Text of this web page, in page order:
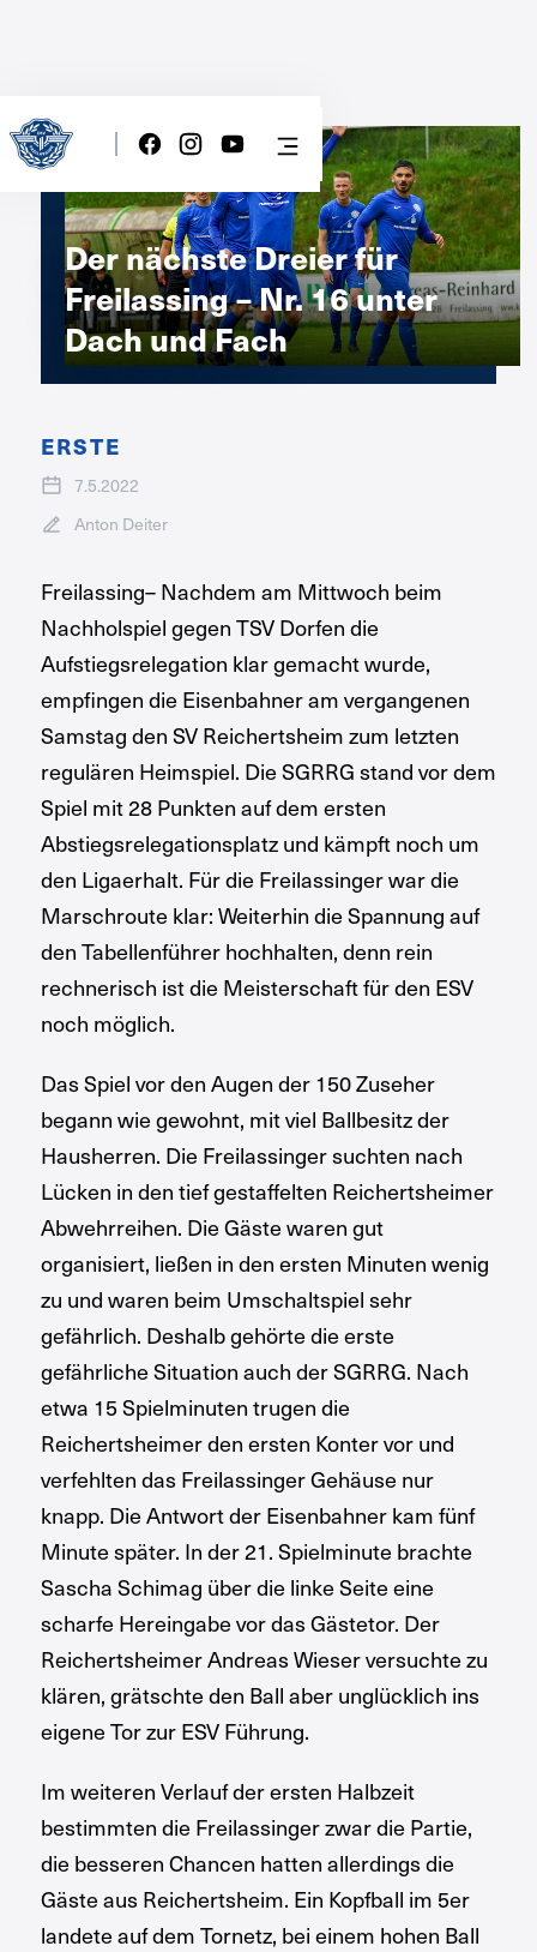
Der nächste Dreier für
Freilassing – Nr. 16 unter
Dach und Fach
ERSTE
7.5.2022
Anton Deiter
Freilassing– Nachdem am Mittwoch beim
Nachholspiel gegen TSV Dorfen die
Aufstiegsrelegation klar gemacht wurde,
empfingen die Eisenbahner am vergangenen
Samstag den SV Reichertsheim zum letzten
regulären Heimspiel. Die SGRRG stand vor dem
Spiel mit 28 Punkten auf dem ersten
Abstiegsrelegationsplatz und kämpft noch um
den Ligaerhalt. Für die Freilassinger war die
Marschroute klar: Weiterhin die Spannung auf
den Tabellenführer hochhalten, denn rein
rechnerisch ist die Meisterschaft für den ESV
noch möglich.
Das Spiel vor den Augen der 150 Zuseher
begann wie gewohnt, mit viel Ballbesitz der
Hausherren. Die Freilassinger suchten nach
Lücken in den tief gestaffelten Reichertsheimer
Abwehrreihen. Die Gäste waren gut
organisiert, ließen in den ersten Minuten wenig
zu und waren beim Umschaltspiel sehr
gefährlich. Deshalb gehörte die erste
gefährliche Situation auch der SGRRG. Nach
etwa 15 Spielminuten trugen die
Reichertsheimer den ersten Konter vor und
verfehlten das Freilassinger Gehäuse nur
knapp. Die Antwort der Eisenbahner kam fünf
Minute später. In der 21. Spielminute brachte
Sascha Schimag über die linke Seite eine
scharfe Hereingabe vor das Gästetor. Der
Reichertsheimer Andreas Wieser versuchte zu
klären, grätschte den Ball aber unglücklich ins
eigene Tor zur ESV Führung.
Im weiteren Verlauf der ersten Halbzeit
bestimmten die Freilassinger zwar die Partie,
die besseren Chancen hatten allerdings die
Gäste aus Reichertsheim. Ein Kopfball im 5er
landete auf dem Tornetz, bei einem hohen Ball